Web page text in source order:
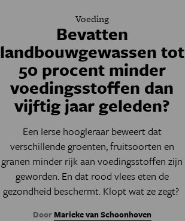
Voeding
Bevatten
landbouwgewassen tot
50 procent minder
voedingsstoffen dan
vijftig jaar geleden?
Een Ierse hoogleraar beweert dat
verschillende groenten, fruitsoorten en
granen minder rijk aan voedingsstoffen zijn
geworden. En dat rood vlees eten de
gezondheid beschermt. Klopt wat ze zegt?
DoorMarieke van Schoonhoven